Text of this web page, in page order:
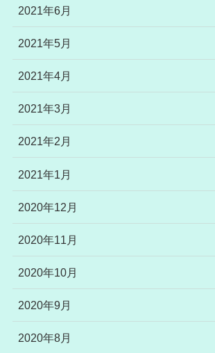
2021年6月
2021年5月
2021年4月
2021年3月
2021年2月
2021年1月
2020年12月
2020年11月
2020年10月
2020年9月
2020年8月